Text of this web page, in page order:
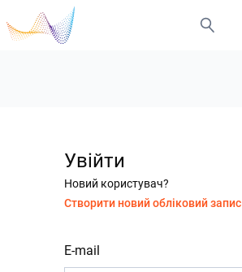
Увійти
Новий користувач?
Створити новий обліковий запис
E-mail